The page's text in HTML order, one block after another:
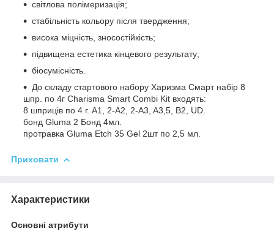
світлова полімеризація;
стабільність кольору після твердження;
висока міцність, зносостійкість;
підвищена естетика кінцевого результату;
біосумісність.
До складу стартового набору Харизма Смарт набір 8
шпр. по 4г Charisma Smart Combi Kit входять:
8 шприців по 4 г. A1, 2-A2, 2-A3, A3,5, B2, UD.
бонд Gluma 2 Бонд 4мл.
протравка Gluma Etch 35 Gel 2шт по 2,5 мл.
Приховати
Характеристики
Основні атрибути